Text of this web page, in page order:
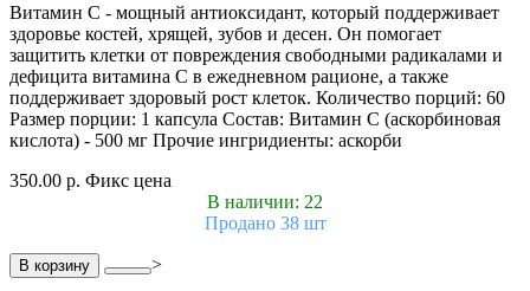
Витамин С - мощный антиоксидант, который поддерживает
здоровье костей, хрящей, зубов и десен. Он помогает
защитить клетки от повреждения свободными радикалами и
дефицита витамина С в ежедневном рационе, а также
поддерживает здоровый рост клеток. Количество порций: 60
Размер порции: 1 капсула Состав: Витамин С (аскорбиновая
кислота) - 500 мг Прочие ингридиенты: аскорби
350.00 р. Фикс цена
В наличии: 22
Продано 38 шт
В корзину >